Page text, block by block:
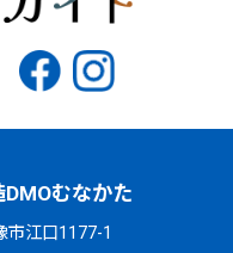
むなかた
江口1177-1